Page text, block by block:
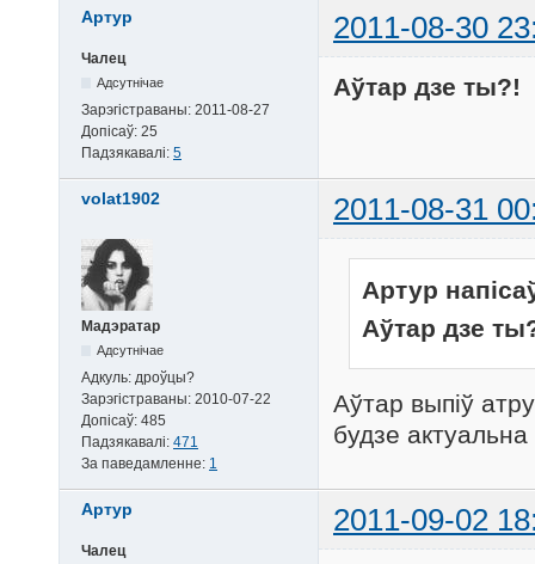
Артур 2011-08-30
Чалец
Адсутнічае
Зарэгістраваны: 2011-08-27
Допісаў: 25
Падзякавалі: 5
Аўтар дзе ты?!
volat1902 2011-08-31
Мадэратар
Адсутнічае
Адкуль: дроўцы?
Зарэгістраваны: 2010-07-22
Допісаў: 485
Падзякавалі: 471
За паведамленне: 1
Артур
Аўтар дзе
Аўтар выпіў
будзе актуальна
Артур 2011-09-02
Чалец